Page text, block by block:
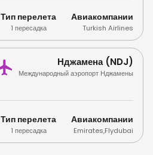
Тип перелета
1 пересадка
Авиакомпании
Turkish Airlines
Нджамена (NDJ)
Международный аэропорт Нджамены
Тип перелета
1 пересадка
Авиакомпании
Emirates,Flydubai